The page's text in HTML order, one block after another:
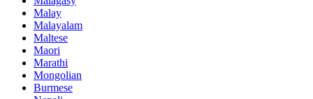
Malay
Malayalam
Maltese
Maori
Marathi
Mongolian
Burmese